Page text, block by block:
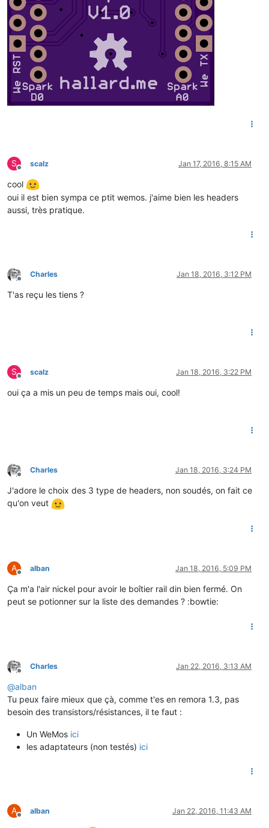
S
Offline
scalz Jan 17, 2016, 8:15 AM
cool
oui il est bien sympa ce ptit wemos. j'aime bien les headers
aussi, très pratique.
Offline
Charles Jan 18, 2016, 3:12 PM
T'as reçu les tiens ?
S
Offline
scalz Jan 18, 2016, 3:22 PM
oui ça a mis un peu de temps mais oui, cool!
Offline
Charles Jan 18, 2016, 3:24 PM
J'adore le choix des 3 type de headers, non soudés, on fait ce
qu'on veut
A
Offline
alban Jan 18, 2016, 5:09 PM
Ça m'a l'air nickel pour avoir le boîtier rail din bien fermé. On
peut se potionner sur la liste des demandes ? :bowtie:
Offline
Charles Jan 22, 2016, 3:13 AM
@alban
Tu peux faire mieux que çà, comme t'es en remora 1.3, pas
besoin des transistors/résistances, il te faut :
Un WeMos ici
les adaptateurs (non testés) ici
A
Offline
alban Jan 22, 2016, 11:43 AM